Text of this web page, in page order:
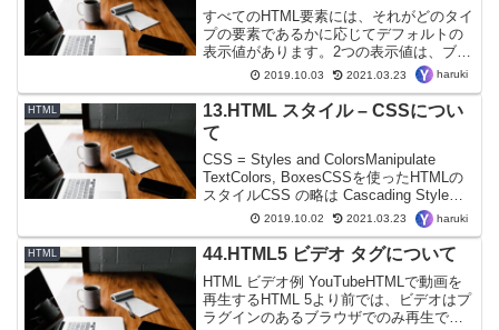
すべてのHTML要素には、それがどのタイ
プの要素であるかに応じてデフォルトの
表示値があります。2つの表示値は、ブロ
ックとインラインです。ブロックレベル
の要素ブロックレベルの要素は常に新し
い行から始まり、使用可能な全幅を占め
ます（可能な限り左...
2019.10.03 2021.03.23 haruki
HTML
13.HTML スタイル – CSSについ
て
CSS = Styles and ColorsManipulate
TextColors, BoxesCSSを使ったHTMLの
スタイルCSS の略は Cascading Style
Sheets.CSS の記述は 表示する方法を記
2019.10.02 2021.03.23 haruki
HTML 44.HTML5 ビデオ タグについて
HTML ビデオ例 YouTubeHTMLで動画を
再生するHTML 5より前では、ビデオはプ
ラグインのあるブラウザでのみ再生でき